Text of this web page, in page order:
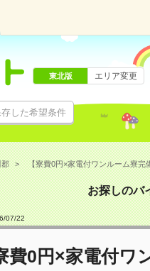
した希望条件
東北版 エリア変更
【寮費0円×家電付ワンルーム寮完
お探しのバ
/07/22
費0円×家電付ワ